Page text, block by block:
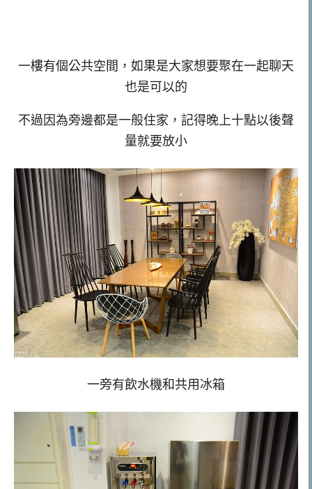
一樓有個公共空間，如果是大家想要聚在一起聊天
也是可以的
不過因為旁邊都是一般住家，記得晚上十點以後聲
量就要放小
一旁有飲水機和共用冰箱